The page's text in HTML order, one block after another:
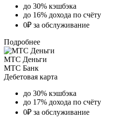
до 30% кэшбэка
до 16% дохода по счёту
0₽ за обслуживание
Подробнее
МТС Деньги
МТС Банк
Дебетовая карта
до 30% кэшбэка
до 17% дохода по счёту
0₽ за обслуживание